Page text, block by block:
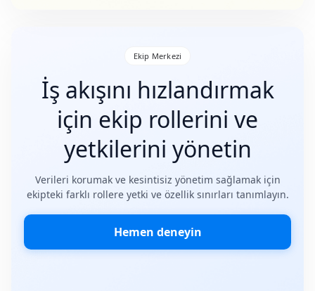
Ekip Merkezi
İş akışını hızlandırmak
için ekip rollerini ve
yetkilerini yönetin
Verileri korumak ve kesintisiz yönetim sağlamak için
ekipteki farklı rollere yetki ve özellik sınırları tanımlayın.
Hemen deneyin